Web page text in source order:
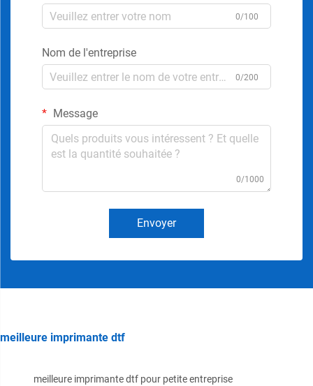
0/100
Nom de l'entreprise
0/200
Message
0/1000
Envoyer
meilleure imprimante dtf
meilleure imprimante dtf pour petite entreprise